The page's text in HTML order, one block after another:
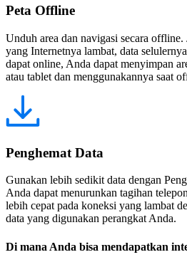
Peta Offline
Unduh area dan navigasi secara
yang Internetnya lambat, data
dapat online, Anda dapat menyimpan
atau tablet dan menggunakannya saat
Penghemat Data
Gunakan lebih sedikit data dengan
Anda dapat menurunkan tagihan
lebih cepat pada koneksi yang lambat
data yang digunakan perangkat Anda.
Di mana Anda bisa mendapatkan